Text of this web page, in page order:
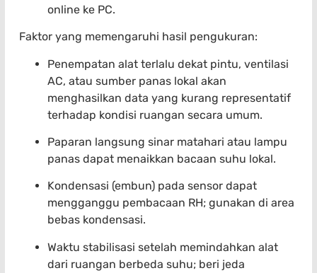
online ke PC.
Faktor yang memengaruhi hasil pengukuran:
Penempatan alat terlalu dekat pintu, ventilasi
AC, atau sumber panas lokal akan
menghasilkan data yang kurang representatif
terhadap kondisi ruangan secara umum.
Paparan langsung sinar matahari atau lampu
panas dapat menaikkan bacaan suhu lokal.
Kondensasi (embun) pada sensor dapat
mengganggu pembacaan RH; gunakan di area
bebas kondensasi.
Waktu stabilisasi setelah memindahkan alat
dari ruangan berbeda suhu; beri jeda